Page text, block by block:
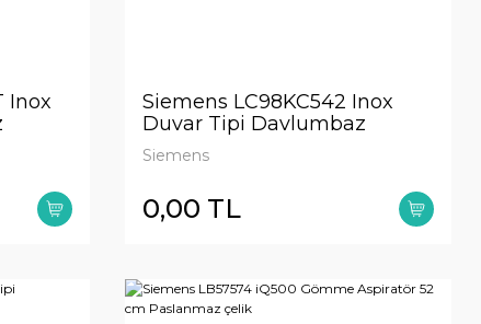
Inox
Siemens LC98KC542 Inox
Duvar Tipi Davlumbaz
Siemens
0,00 TL